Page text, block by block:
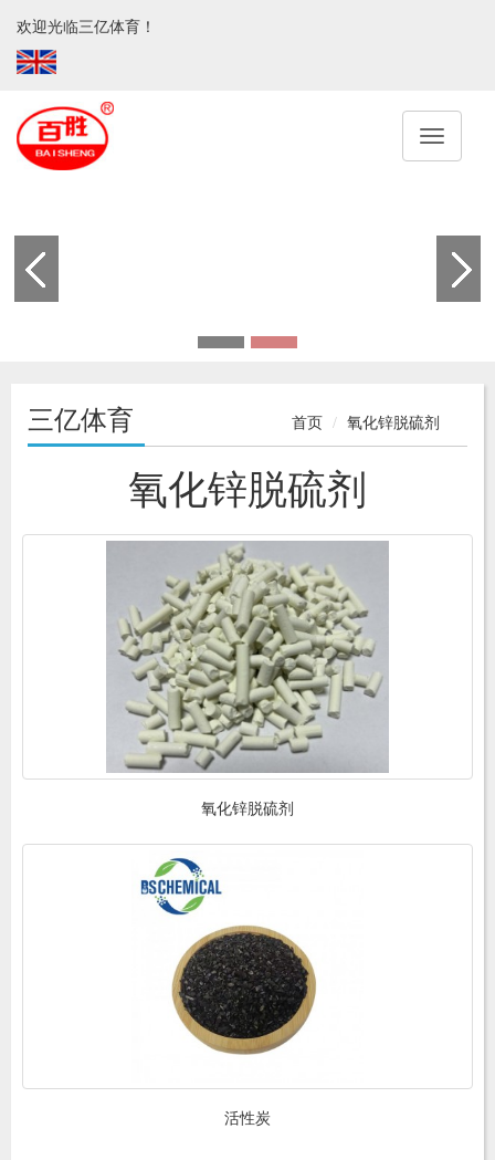
欢迎光临三亿体育！
首页 氧化锌脱硫剂
三亿体育
氧化锌脱硫剂
氧化锌脱硫剂
活性炭